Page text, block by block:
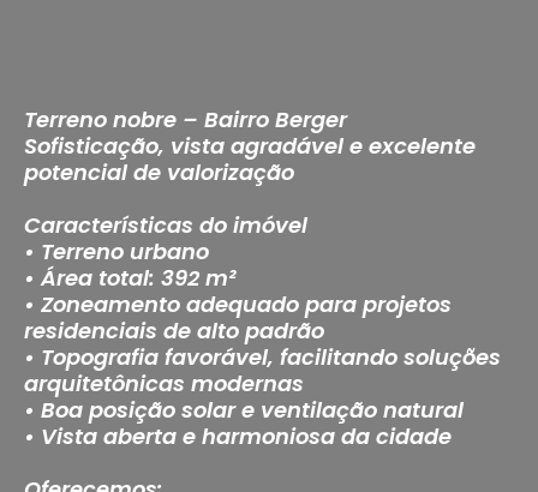
Terreno nobre – Bairro Berger
Sofisticação, vista agradável e excelente
potencial de valorização
Características do imóvel
• Terreno urbano
• Área total: 392 m²
• Zoneamento adequado para projetos
residenciais de alto padrão
• Topografia favorável, facilitando soluções
arquitetônicas modernas
• Boa posição solar e ventilação natural
• Vista aberta e harmoniosa da cidade